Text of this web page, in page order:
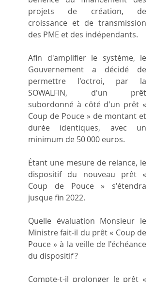
projets de création, de
croissance et de transmission
des PME et des indépendants.
Afin d'amplifier le système, le
Gouvernement a décidé de
permettre l'octroi, par la
SOWALFIN, d'un prêt
subordonné à côté d'un prêt «
Coup de Pouce » de montant et
durée identiques, avec un
minimum de 50 000 euros.
Étant une mesure de relance, le
dispositif du nouveau prêt «
Coup de Pouce » s'étendra
jusque fin 2022.
Quelle évaluation Monsieur le
Ministre fait-il du prêt « Coup de
Pouce » à la veille de l'échéance
du dispositif ?
Compte-t-il prolonger le prêt «